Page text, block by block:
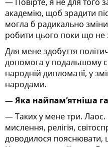
академію, щоб зрадити
могла б радикально
робити цього поки що не
Для мене здобуття
допомога у подальшому
народній дипломатії, у
народами.
— Яка найпам’ятніша
— Таких у мене три. Лаос.
мислення, релігія,
доводилося пояснювати,